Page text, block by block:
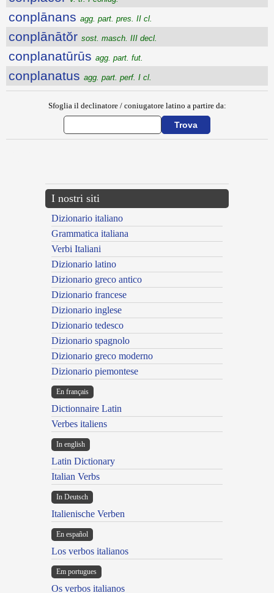
conplānans agg. part. pres. II cl.
conplānātŏr sost. masch. III decl.
conplanatūrūs agg. part. fut.
conplanatus agg. part. perf. I cl.
Sfoglia il declinatore / coniugatore latino a partire da:
I nostri siti
Dizionario italiano
Grammatica italiana
Verbi Italiani
Dizionario latino
Dizionario greco antico
Dizionario francese
Dizionario inglese
Dizionario tedesco
Dizionario spagnolo
Dizionario greco moderno
Dizionario piemontese
En français
Dictionnaire Latin
Verbes italiens
In english
Latin Dictionary
Italian Verbs
In Deutsch
Italienische Verben
En español
Los verbos italianos
Em portugues
Os verbos italianos